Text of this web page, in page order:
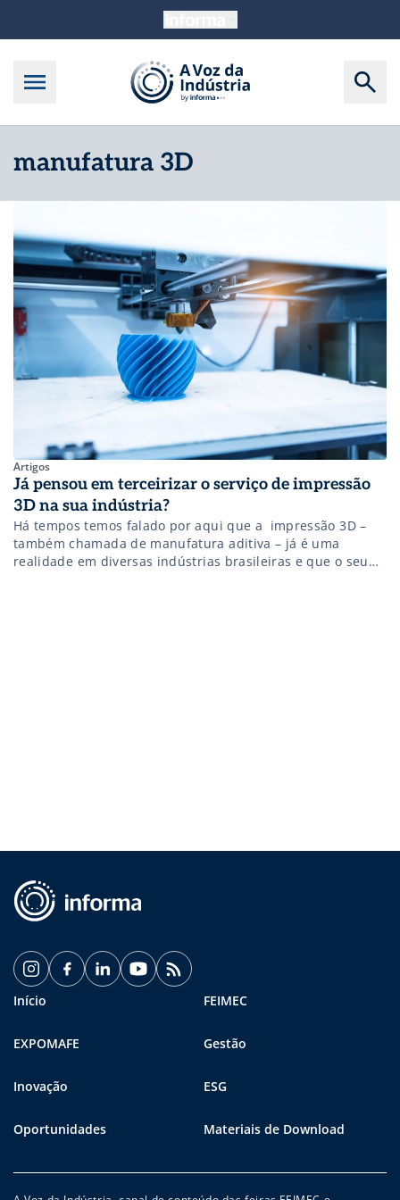
manufatura 3D
Artigos
Já pensou em terceirizar o serviço de impressão
3D na sua indústria?
Há tempos temos falado por aqui que a impressão 3D –
também chamada de manufatura aditiva – já é uma
realidade em diversas indústrias brasileiras e que o seu
Início FEIMEC
EXPOMAFE Gestão
Inovação ESG
Oportunidades Materiais de Download